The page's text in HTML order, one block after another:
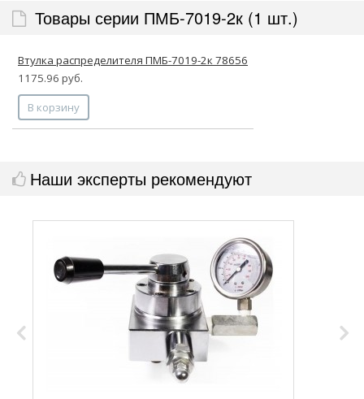
Товары серии ПМБ-7019-2к (1 шт.)
Втулка распределителя ПМБ-7019-2к 78656
1175.96 руб.
В корзину
Наши эксперты рекомендуют